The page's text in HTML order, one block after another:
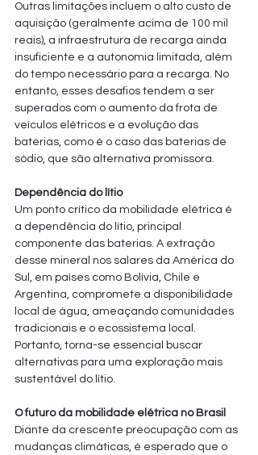
Outras limitações incluem o alto custo de
aquisição (geralmente acima de 100 mil
reais), a infraestrutura de recarga ainda
insuficiente e a autonomia limitada, além
do tempo necessário para a recarga. No
entanto, esses desafios tendem a ser
superados com o aumento da frota de
veículos elétricos e a evolução das
baterias, como é o caso das baterias de
sódio, que são alternativa promissora.
Dependência do lítio
Um ponto crítico da mobilidade elétrica é
a dependência do lítio, principal
componente das baterias. A extração
desse mineral nos salares da América do
Sul, em países como Bolívia, Chile e
Argentina, compromete a disponibilidade
local de água, ameaçando comunidades
tradicionais e o ecossistema local.
Portanto, torna-se essencial buscar
alternativas para uma exploração mais
sustentável do lítio.
O futuro da mobilidade elétrica no Brasil
Diante da crescente preocupação com as
mudanças climáticas, é esperado que o